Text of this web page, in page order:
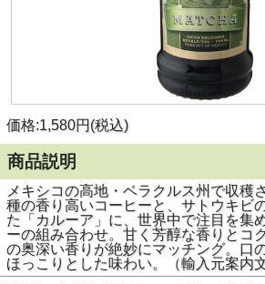
価格:1,580円(税込)
商品説明
メキシコの高地・ベラクルス州で収穫
種の香り高いコーヒーと、サトウキビ
た「カルーア」に、世界中で注目を集
ーの組み合わせ。甘く芳醇な香りとコ
の奥深い香りが絶妙にマッチング。口
ほっこりとした味わい。（輸入元案内